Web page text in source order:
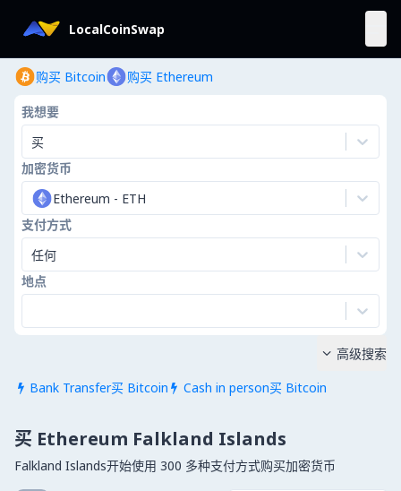
LocalCoinSwap
购买 Bitcoin 购买 Ethereum
我想要
买
加密货币
Ethereum - ETH
支付方式
任何
地点
 Bank Transfer买 Bitcoin  Cash in person买 Bitcoin
 高级搜索
买 Ethereum Falkland Islands
Falkland Islands开始使用 300 多种支付方式购买加密货币